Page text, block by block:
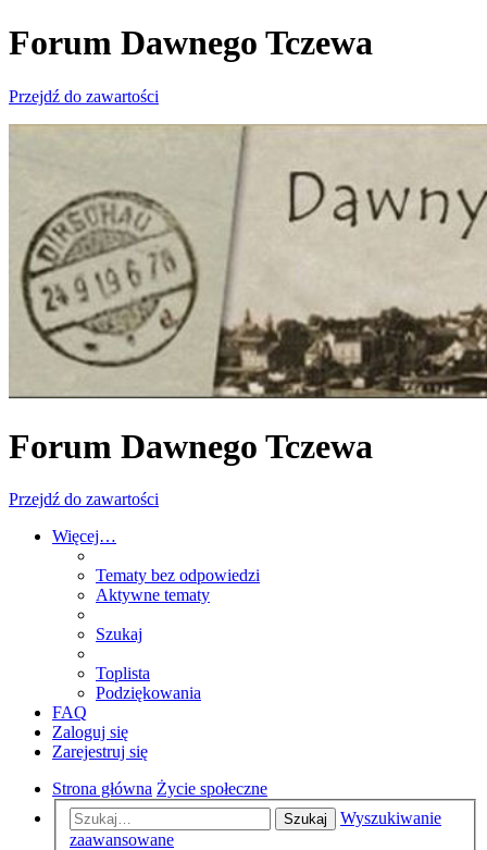
Forum Dawnego Tczewa
Przejdź do zawartości
Forum Dawnego Tczewa
Przejdź do zawartości
Więcej…
Tematy bez odpowiedzi
Aktywne tematy
Szukaj
Toplista
Podziękowania
FAQ
Zaloguj się
Zarejestruj się
Strona główna Życie społeczne
Szukaj
Wyszukiwanie
zaawansowane